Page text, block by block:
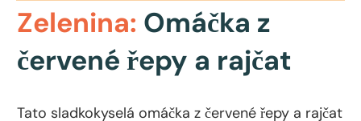
Zelenina: Omáčka z
červené řepy a rajčat
Tato sladkokyselá omáčka z červené řepy a rajčat